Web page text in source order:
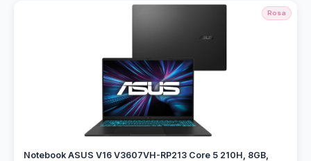
Rosa
Notebook ASUS V16 V3607VH-RP213 Core 5 210H, 8GB,